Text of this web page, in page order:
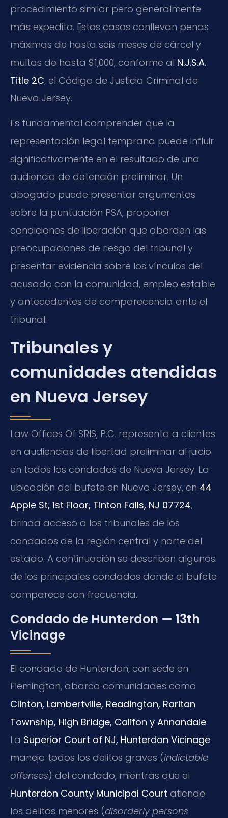
procedimiento similar pero generalmente
más expedito. Estos casos conllevan penas
máximas de hasta seis meses de cárcel y
multas de hasta $1,000, conforme al N.J.S.A.
Title 2C, el Código de Justicia Criminal de
Nueva Jersey.
Es fundamental comprender que la
representación legal temprana puede influir
significativamente en el resultado de una
audiencia de detención preliminar. Un
abogado puede presentar argumentos
sobre la puntuación PSA, proponer
condiciones de liberación que aborden las
preocupaciones de riesgo del tribunal y
presentar evidencia sobre los vínculos del
acusado con la comunidad, empleo estable
y antecedentes de comparecencia ante el
tribunal.
Tribunales y
comunidades atendidas
en Nueva Jersey
Law Offices Of SRIS, P.C. representa a clientes
en audiencias de libertad preliminar al juicio
en todos los condados de Nueva Jersey. La
ubicación del bufete en Nueva Jersey, en 44
Apple St, 1st Floor, Tinton Falls, NJ 07724,
brinda acceso a los tribunales de los
condados de la región central y norte del
estado. A continuación se describen algunos
de los principales condados donde el bufete
comparece con frecuencia.
Condado de Hunterdon — 13th
Vicinage
El condado de Hunterdon, con sede en
Flemington, abarca comunidades como
Clinton, Lambertville, Readington, Raritan
Township, High Bridge, Califon y Annandale.
La Superior Court of NJ, Hunterdon Vicinage
maneja todos los delitos graves (indictable
offenses) del condado, mientras que el
Hunterdon County Municipal Court atiende
los delitos menores (disorderly persons